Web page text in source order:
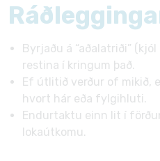
Byrjaðu á “aðalatriði”
restina í kringum það.
Ef útlitið verður of mikið,
hvort hár eða fylgihluti.
Endurtaktu einn lit í
lokaútkomu.